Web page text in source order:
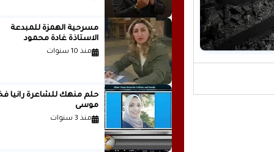
مسرحية الهمزة للمبدعة
الاستاذة غادة محمود
منذ 10 سنوات
حلم منهك للشاعرة
موسى
منذ 3 سنوات